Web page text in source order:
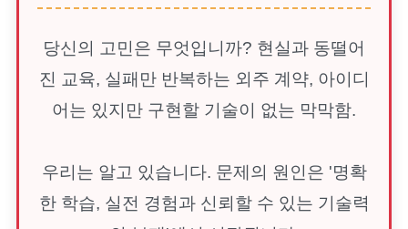
당신의 고민은 무엇입니까? 현실과 동떨어
진 교육, 실패만 반복하는 외주 계약, 아이디
어는 있지만 구현할 기술이 없는 막막함.
우리는 알고 있습니다. 문제의 원인은 '명확
한 학습, 실전 경험과 신뢰할 수 있는 기술력